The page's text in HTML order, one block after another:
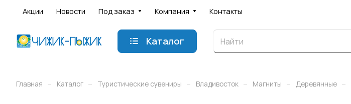
Акции Новости Под заказ Компания Контакты
Каталог
Главная – Каталог – Туристические сувениры – Владивосток – Магниты – Деревянные –